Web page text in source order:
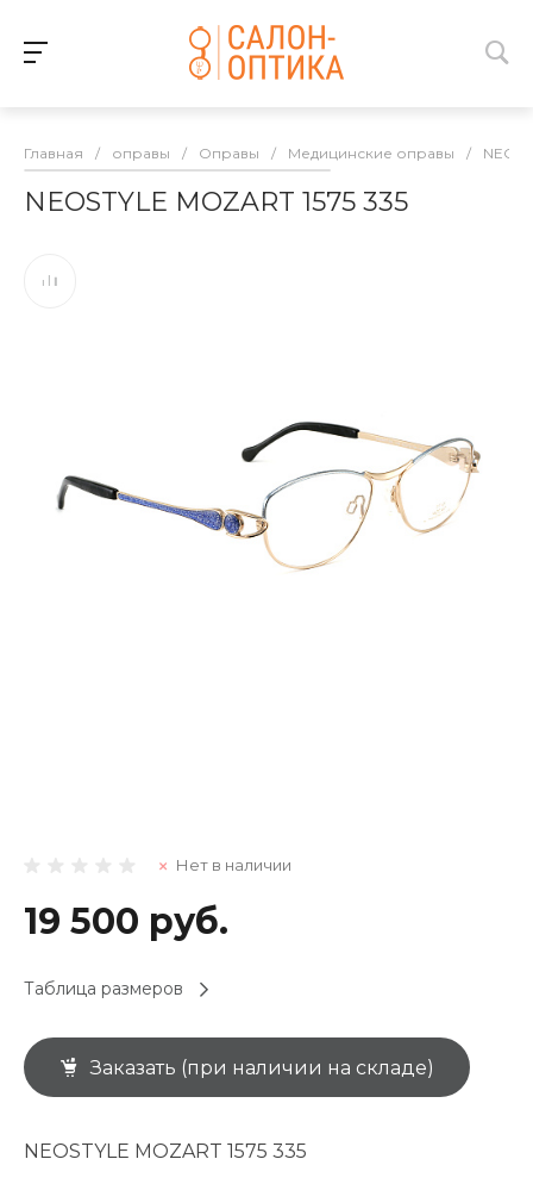
Главная / оправы / Оправы / Медицинские оправы /
NEOSTYLE MOZART 1575 335
Нет в наличии
19 500 руб.
Таблица размеров
Заказать (при наличии на складе)
NEOSTYLE MOZART 1575 335